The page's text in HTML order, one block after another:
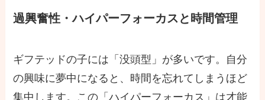
過興奮性・ハイパーフォーカスと時間管理
ギフテッドの子には「没頭型」が多いです。自分
の興味に夢中になると、時間を忘れてしまうほど
集中します。この「ハイパーフォーカス」は才能